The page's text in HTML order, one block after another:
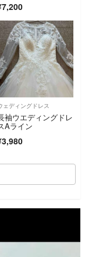
ェディングドレス
袖ウエディングドレ
Aライン